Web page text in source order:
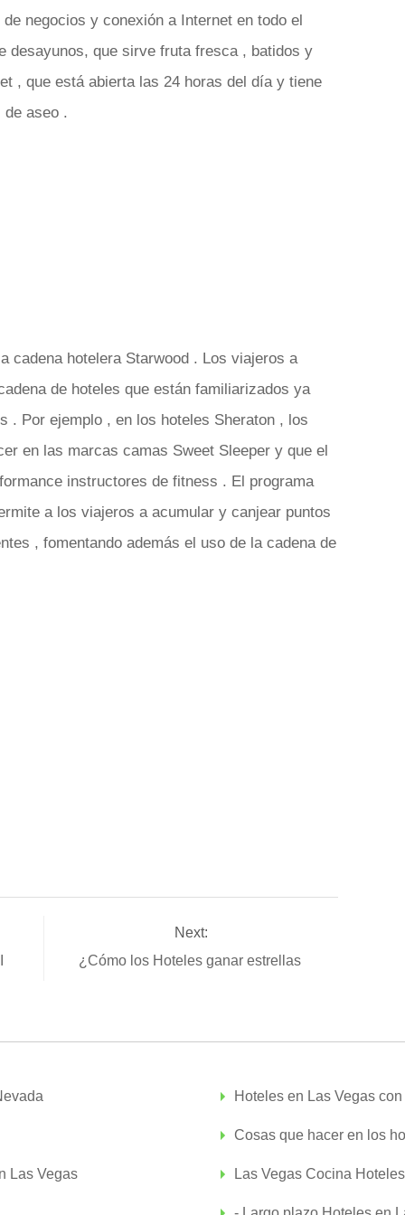
negocios y conexión a Internet en todo el
desayunos, que sirve fruta fresca , batidos y
, que está abierta las 24 horas del día y tiene
aseo .
cadena hotelera Starwood . Los viajeros a
de hoteles que están familiarizados ya
. Por ejemplo , en los hoteles Sheraton , los
en las marcas camas Sweet Sleeper y que el
instructores de fitness . El programa
a los viajeros a acumular y canjear puntos
, fomentando además el uso de la cadena de
Next:
¿Cómo los Hoteles ganar estrellas
Hoteles en Las Vegas
Cosas que hacer en los
Las Vegas Las Vegas Cocina Hoteles